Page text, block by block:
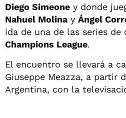
Diego Simeone y donde
Nahuel Molinay Ángel
ida de una de las series
Champions League.
El encuentro se llevará a
Giuseppe Meazza, a partir
Argentina, con la